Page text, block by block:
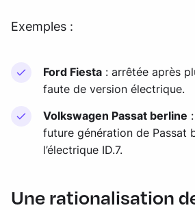
Exemples :
Ford Fiesta : arrêtée après
faute de version électrique.
Volkswagen Passat berline
future génération de Passat
l’électrique ID.7.
Une rationalisation